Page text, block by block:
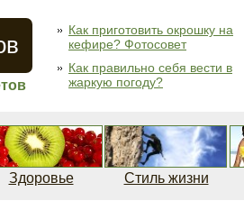
Как приготовить окрошку на
кефире? Фотосовет
Как правильно себя вести в
жаркую погоду?
Здоровье Стиль жизни